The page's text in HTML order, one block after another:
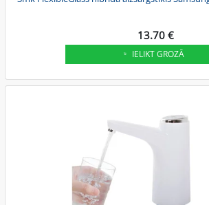
13.70 €
IELIKT GROZĀ